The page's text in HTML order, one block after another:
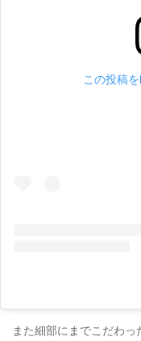
この投稿
また細部にまでこだわ